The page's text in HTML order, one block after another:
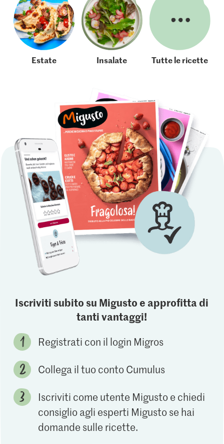
Estate Insalate Tutte le ricette
Iscriviti subito su Migusto e approfitta di
tanti vantaggi!
Registrati con il login Migros
Collega il tuo conto Cumulus
Iscriviti come utente Migusto e chiedi
consiglio agli esperti Migusto se hai
domande sulle ricette.